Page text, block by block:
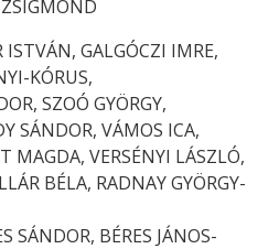
ISTVÁN, GALGÓCZI IMRE,
KÓRUS,
SZOÓ GYÖRGY,
SÁNDOR, VÁMOS ICA,
MAGDA, VERSÉNYI LÁSZLÓ,
BÉLA, RADNAY GYÖRGY-
SÁNDOR, BÉRES JÁNOS-